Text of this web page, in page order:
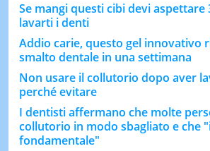
Se mangi questi cibi devi aspettare
lavarti i denti
Addio carie, questo gel innovativo
smalto dentale in una settimana
Non usare il collutorio dopo aver
perché evitare
I dentisti affermano che molte
collutorio in modo sbagliato e che
fondamentale"